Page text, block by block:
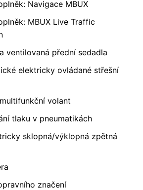
Navigace MBUX
MBUX Live Traffic
ventilovaná přední sedadla
elektricky ovládané střešní
volant
tlaku v pneumatikách
sklopná/výklopná zpětná
značení